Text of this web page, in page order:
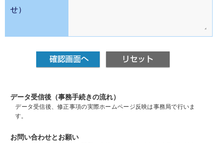
せ）
データ受信後（事務手続きの流れ）
データ受信後、修正事項の実際ホームページ反映は事務局で行いま
す。
お問い合わせとお願い